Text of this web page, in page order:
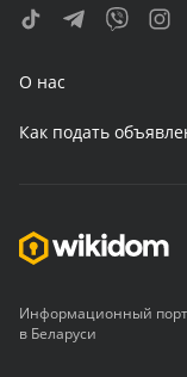
О нас
Как подать
Информационный
в Беларуси